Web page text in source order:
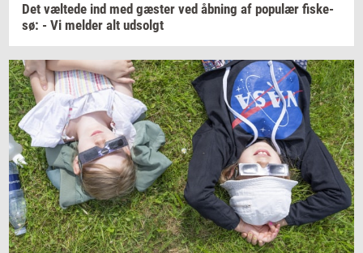
Det væl­te­de ind med gæ­ster ved åb­ning af po­pu­lær fi­ske­
sø: - Vi mel­der alt ud­solgt